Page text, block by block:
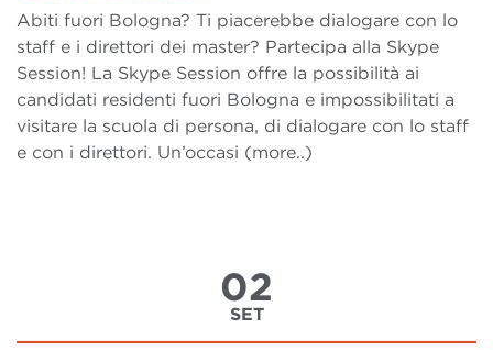
Abiti fuori Bologna? Ti piacerebbe dialogare con lo
staff e i direttori dei master? Partecipa alla Skype
Session! La Skype Session offre la possibilità ai
candidati residenti fuori Bologna e impossibilitati a
visitare la scuola di persona, di dialogare con lo staff
e con i direttori. Un’occasi (more..)
02
SET